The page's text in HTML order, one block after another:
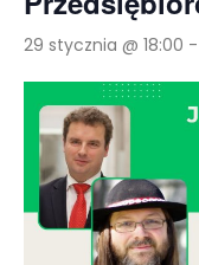
29 stycznia @ 18:00 -